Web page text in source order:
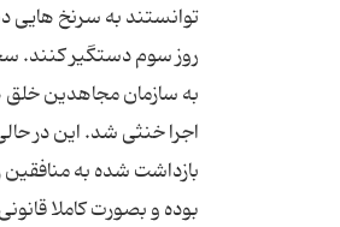
توانستند به سرنخ هایی
روز سوم دستگیر كنند.
به سازمان مجاهدین خلق
اجرا خنثی شد. این در
بازداشت شده به منافقین
بوده و بصورت كاملا